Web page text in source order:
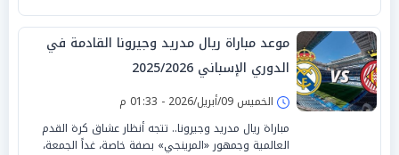
موعد مباراة ريال مدريد وجيرونا القادمة في
الدوري الإسباني 2025/2026
الخميس 09/أبريل/2026 - 01:33 م
مباراة ريال مدريد وجيرونا.. تتجه أنظار عشاق كرة القدم
العالمية وجمهور «المرينجي» بصفة خاصة، غداً الجمعة،